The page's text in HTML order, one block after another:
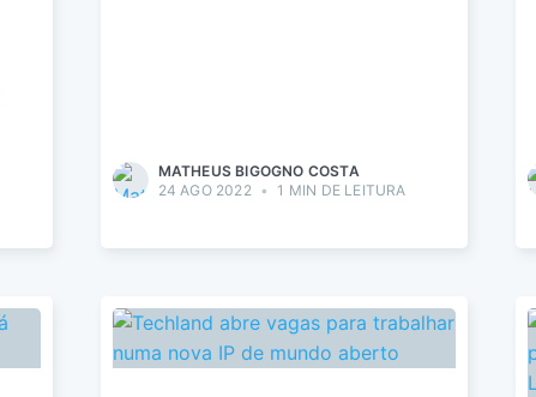
MATHEUS BIGOGNO COSTA
24 AGO 2022 • 1 MIN DE LEITURA